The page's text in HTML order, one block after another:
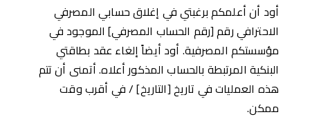
أود أن أعلمكم برغبتي في إغلاق حسابي المصرفي
الاحترافي رقم [رقم الحساب المصرفي] الموجود في
مؤسستكم المصرفية. أود أيضاً إلغاء عقد بطاقتي
البنكية المرتبطة بالحساب المذكور أعلاه. أتمنى أن تتم
هذه العمليات في تاريخ [التاريخ] / في أقرب وقت
ممكن.